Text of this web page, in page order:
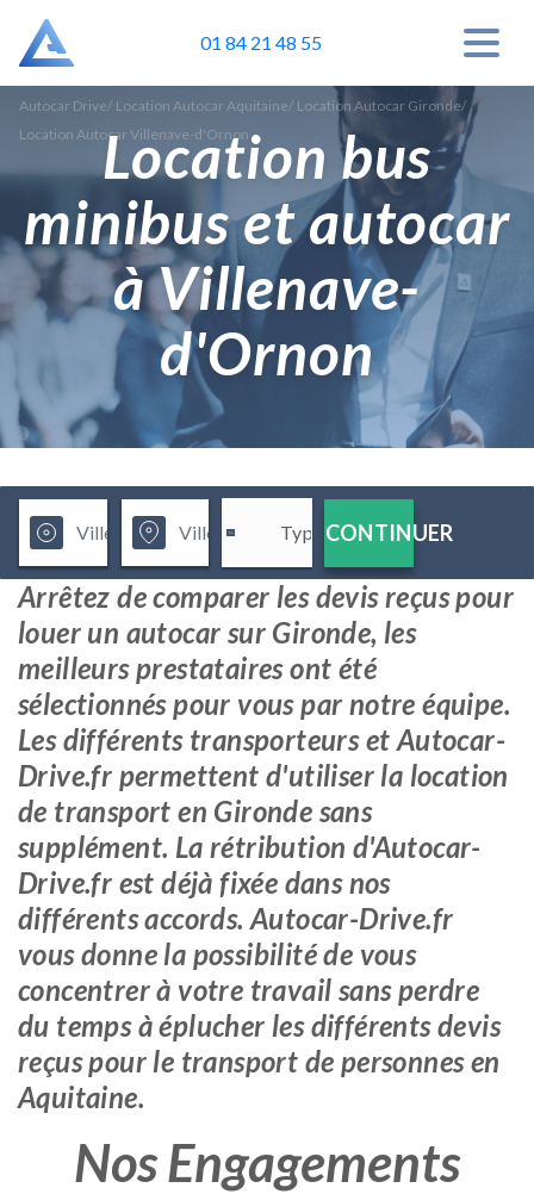
01 84 21 48 55
Autocar Drive/ Location Autocar Aquitaine/ Location Autocar Gironde/
Location Autocar Villenave-d'Ornon
Location bus
minibus et autocar
à Villenave-
d'Ornon
CONTINUER
Arrêtez de comparer les devis reçus pour
louer un autocar sur Gironde, les
meilleurs prestataires ont été
sélectionnés pour vous par notre équipe.
Les différents transporteurs et Autocar-
Drive.fr permettent d'utiliser la location
de transport en Gironde sans
supplément. La rétribution d'Autocar-
Drive.fr est déjà fixée dans nos
différents accords. Autocar-Drive.fr
vous donne la possibilité de vous
concentrer à votre travail sans perdre
du temps à éplucher les différents devis
reçus pour le transport de personnes en
Aquitaine.
Nos Engagements